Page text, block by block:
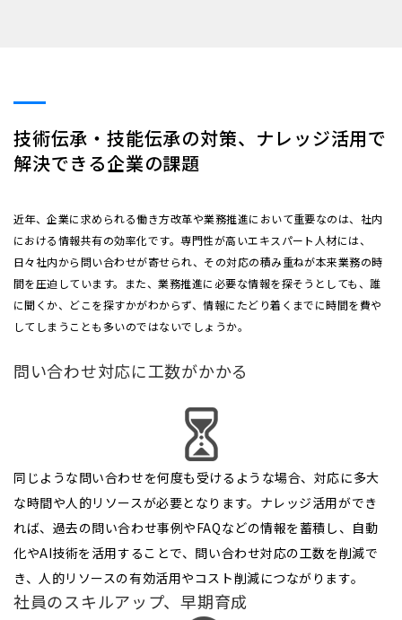
技術伝承・技能伝承の対策、ナレッジ活用で
解決できる企業の課題
近年、企業に求められる働き方改革や業務推進において重要なのは、社内
における情報共有の効率化です。専門性が高いエキスパート人材には、
日々社内から問い合わせが寄せられ、その対応の積み重ねが本来業務の時
間を圧迫しています。また、業務推進に必要な情報を探そうとしても、誰
に聞くか、どこを探すかがわからず、情報にたどり着くまでに時間を費や
してしまうことも多いのではないでしょうか。
問い合わせ対応に工数がかかる
同じような問い合わせを何度も受けるような場合、対応に多大
な時間や人的リソースが必要となります。ナレッジ活用ができ
れば、過去の問い合わせ事例やFAQなどの情報を蓄積し、自動
化やAI技術を活用することで、問い合わせ対応の工数を削減で
き、人的リソースの有効活用やコスト削減につながります。
社員のスキルアップ、早期育成